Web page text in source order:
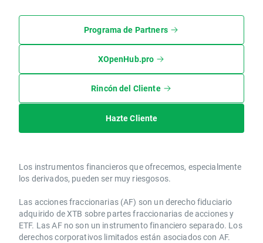
Programa de Partners
XOpenHub.pro
Rincón del Cliente
Hazte Cliente
Los instrumentos financieros que ofrecemos, especialmente
los derivados, pueden ser muy riesgosos.
Las acciones fraccionarias (AF) son un derecho fiduciario
adquirido de XTB sobre partes fraccionarias de acciones y
ETF. Las AF no son un instrumento financiero separado. Los
derechos corporativos limitados están asociados con AF.